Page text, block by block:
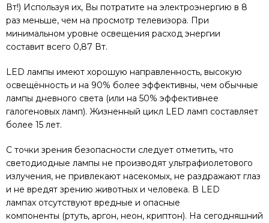
Вт!) Используя их, Вы потратите на электроэнергию в 8
раз меньше, чем на просмотр телевизора. При
минимальном уровне освещения расход энергии
составит всего 0,87 Вт.
LED лампы имеют хорошую направленность, высокую
освещённость и на 90% более эффективны, чем обычные
лампы дневного света (или на 50% эффективнее
галогеновых ламп). Жизненный цикл LED ламп составляет
более 15 лет.
С точки зрения безопасности следует отметить, что
светодиодные лампы не производят ультрафиолетового
излучения, не привлекают насекомых, не раздражают глаз
и не вредят зрению животных и человека. В LED
лампах отсутствуют вредные и опасные
компоненты (ртуть, аргон, неон, криптон). На сегодняшний